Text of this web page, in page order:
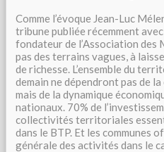
Comme l’évoque Jean-Luc
tribune publiée récemment
fondateur de l’Association
pas des terrains vagues, à
de richesse. L’ensemble du
demain ne dépendront pas de
mais de la dynamique
nationaux. 70% de
collectivités territoriales
dans le BTP. Et les communes
générale des activités dans le